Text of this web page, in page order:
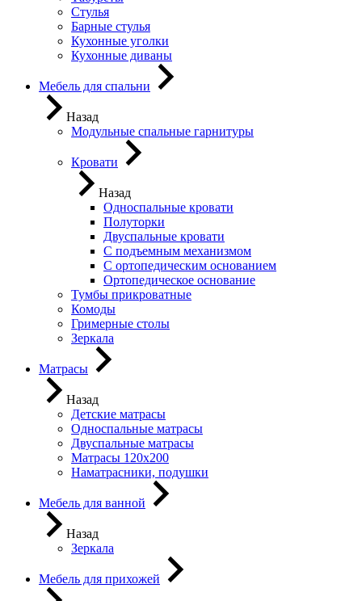
Стулья
Барные стулья
Кухонные уголки
Кухонные диваны
Мебель для спальни
Назад
Модульные спальные гарнитуры
Кровати
Назад
Односпальные кровати
Полуторки
Двуспальные кровати
С подъемным механизмом
С ортопедическим основанием
Ортопедическое основание
Тумбы прикроватные
Комоды
Гримерные столы
Зеркала
Матрасы
Назад
Детские матрасы
Односпальные матрасы
Двуспальные матрасы
Матрасы 120х200
Наматрасники, подушки
Мебель для ванной
Назад
Зеркала
Мебель для прихожей